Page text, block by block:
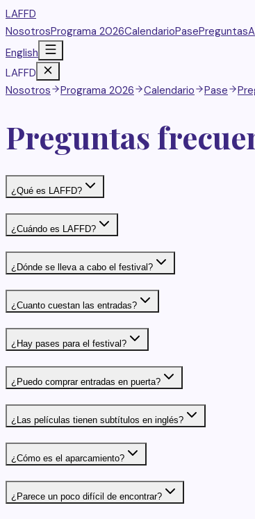
LAFFD
NosotrosPrograma 2026CalendarioPasePreguntas
English
LAFFD
Nosotros
Programa 2026 Calendario Pase
Preguntas
¿Qué es LAFFD?
¿Cuándo es LAFFD?
¿Dónde se lleva a cabo el festival?
¿Cuanto cuestan las entradas?
¿Hay pases para el festival?
¿Puedo comprar entradas en puerta?
¿Las películas tienen subtítulos en inglés?
¿Cómo es el aparcamiento?
¿Parece un poco difícil de encontrar?